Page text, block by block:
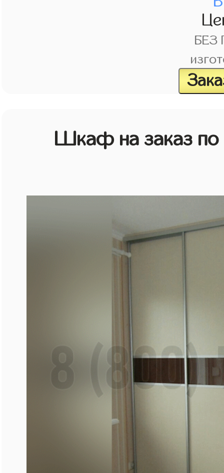
БЕЗ
Шкаф на заказ по